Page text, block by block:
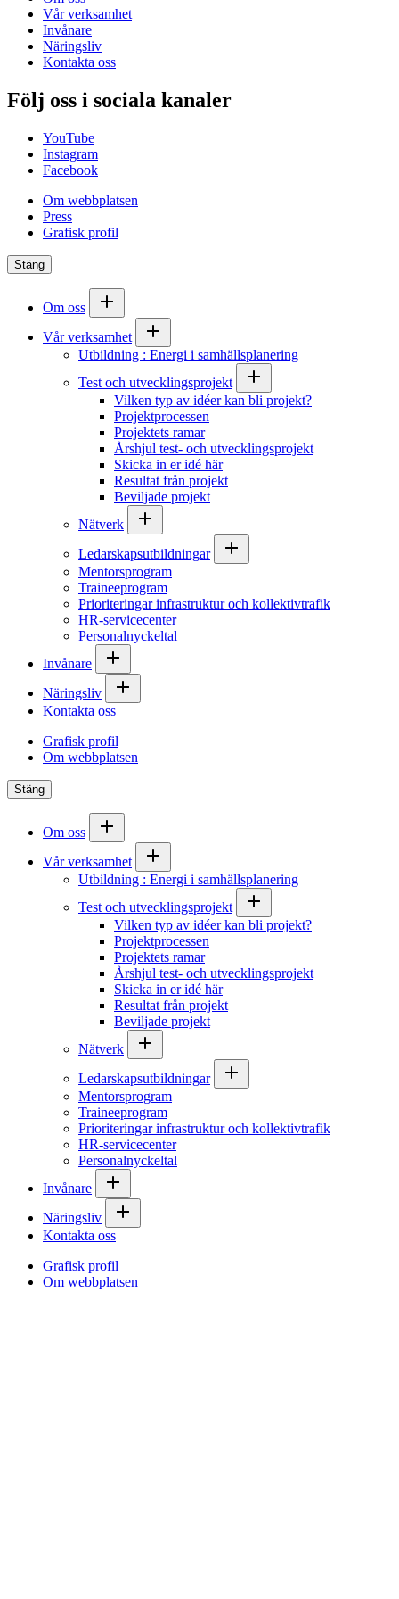
Vår verksamhet
Invånare
Näringsliv
Kontakta oss
Följ oss i sociala kanaler
YouTube
Instagram
Facebook
Om webbplatsen
Press
Grafisk profil
Stäng
Om oss
Vår verksamhet
Utbildning : Energi i samhällsplanering
Test och utvecklingsprojekt
Vilken typ av idéer kan bli projekt?
Projektprocessen
Projektets ramar
Årshjul test- och utvecklingsprojekt
Skicka in er idé här
Resultat från projekt
Beviljade projekt
Nätverk
Ledarskapsutbildningar
Mentorsprogram
Traineeprogram
Prioriteringar infrastruktur och kollektivtrafik
HR-servicecenter
Personalnyckeltal
Invånare
Näringsliv
Kontakta oss
Grafisk profil
Om webbplatsen
Stäng
Om oss
Vår verksamhet
Utbildning : Energi i samhällsplanering
Test och utvecklingsprojekt
Vilken typ av idéer kan bli projekt?
Projektprocessen
Projektets ramar
Årshjul test- och utvecklingsprojekt
Skicka in er idé här
Resultat från projekt
Beviljade projekt
Nätverk
Ledarskapsutbildningar
Mentorsprogram
Traineeprogram
Prioriteringar infrastruktur och kollektivtrafik
HR-servicecenter
Personalnyckeltal
Invånare
Näringsliv
Kontakta oss
Grafisk profil
Om webbplatsen